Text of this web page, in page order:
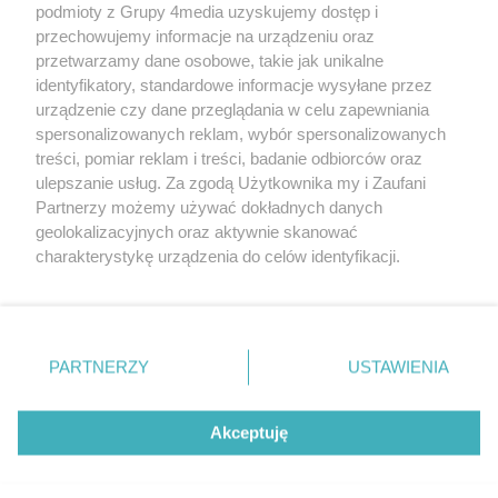
Prywatność Reklama Redakcja Praca Kielce
Facebook.com
Youtube.com
podmioty z Grupy 4media uzyskujemy dostęp i
przechowujemy informacje na urządzeniu oraz
przetwarzamy dane osobowe, takie jak unikalne
identyfikatory, standardowe informacje wysyłane przez
urządzenie czy dane przeglądania w celu zapewniania
spersonalizowanych reklam, wybór spersonalizowanych
treści, pomiar reklam i treści, badanie odbiorców oraz
ulepszanie usług. Za zgodą Użytkownika my i Zaufani
Partnerzy możemy używać dokładnych danych
geolokalizacyjnych oraz aktywnie skanować
charakterystykę urządzenia do celów identyfikacji.
zmienić/wycofać klikając przycisk ustawień prywatności
znajdujący się w lewym dolnym rogu strony
. Niektóre
użytkownika, ale masz prawo sprzeciwić się takiemu
przetwarzaniu. Preferencje będą miały zastosowania tylko
PARTNERZY USTAWIENIA
Akceptuję